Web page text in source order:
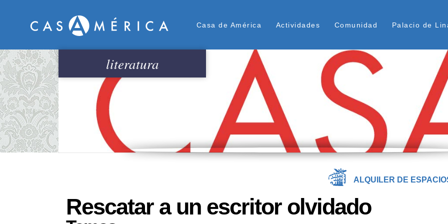
Menú Superior
Casa de América Actividades Comunidad Palacio de
literatura
ALQUILER DE
Rescatar a un escritor olvidado